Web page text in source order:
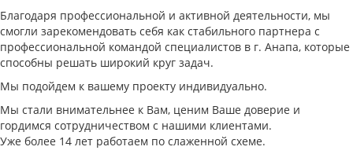
Благодаря профессиональной и активной деятельности, мы
смогли зарекомендовать себя как стабильного партнера с
профессиональной командой специалистов в г. Анапа, которые
способны решать широкий круг задач.
Мы подойдем к вашему проекту индивидуально.
Мы стали внимательнее к Вам, ценим Ваше доверие и
гордимся сотрудничеством с нашими клиентами.
Уже более 14 лет работаем по слаженной схеме.